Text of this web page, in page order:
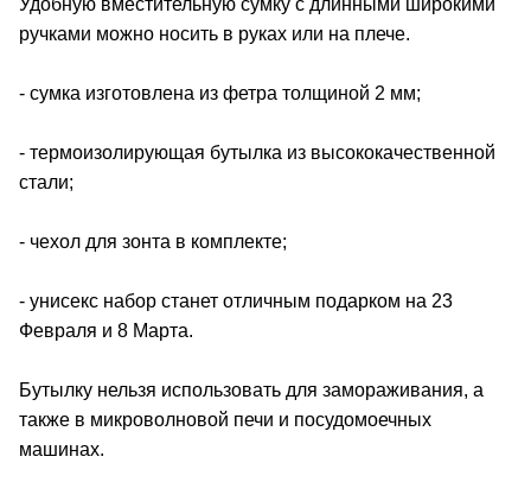
Удобную вместительную сумку с длинными широкими
ручками можно носить в руках или на плече.
- сумка изготовлена из фетра толщиной 2 мм;
- термоизолирующая бутылка из высококачественной
стали;
- чехол для зонта в комплекте;
- унисекс набор станет отличным подарком на 23
Февраля и 8 Марта.
Бутылку нельзя использовать для замораживания, а
также в микроволновой печи и посудомоечных
машинах.